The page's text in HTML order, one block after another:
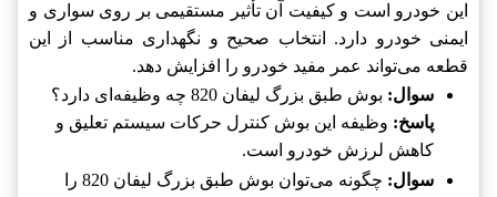
این خودرو است و کیفیت آن تأثیر مستقیمی بر روی سواری و
ایمنی خودرو دارد. انتخاب صحیح و نگهداری مناسب از این
قطعه می‌تواند عمر مفید خودرو را افزایش دهد.
سوال: بوش طبق بزرگ لیفان 820 چه وظیفه‌ای دارد؟
پاسخ: وظیفه این بوش کنترل حرکات سیستم تعلیق و
کاهش لرزش خودرو است.
سوال:
چگونه می‌توان بوش طبق بزرگ لیفان 820 را